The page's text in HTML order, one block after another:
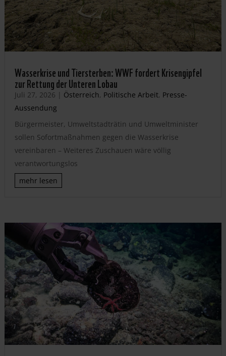
Wasserkrise und Tiersterben: WWF fordert Krisengipfel
zur Rettung der Unteren Lobau
Juli 27, 2026 | Österreich, Politische Arbeit, Presse-
Aussendung
Bürgermeister, Umweltstadträtin und Umweltminister
sollen Sofortmaßnahmen gegen die Wasserkrise
vereinbaren – Weiteres Zuschauen wäre völlig
verantwortungslos
mehr lesen